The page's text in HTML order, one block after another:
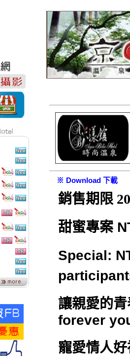
※ Download 下載
銷售期限
甜蜜專案
Special:
讓親愛的
forever
寵愛情人